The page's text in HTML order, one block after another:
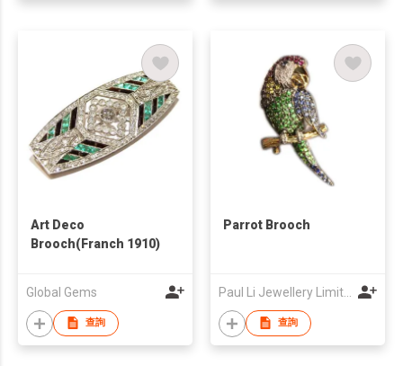
Art Deco
Brooch(Franch 1910)
Global Gems
查詢
Parrot Brooch
Paul Li Jewellery Limited
查詢